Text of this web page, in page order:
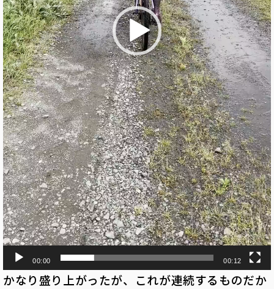
00:00 00:12
かなり盛り上がったが、これが連続するものだか